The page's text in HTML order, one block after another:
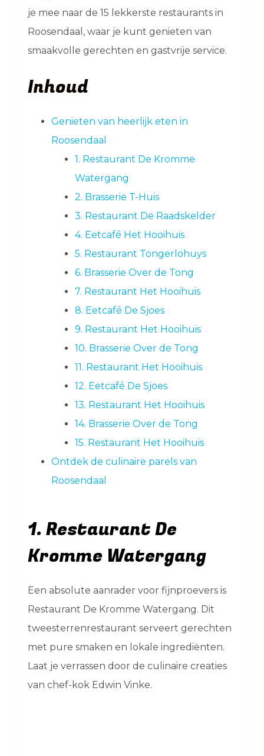
je mee naar de 15 lekkerste restaurants in
Roosendaal, waar je kunt genieten van
smaakvolle gerechten en gastvrije service.
Inhoud
Genieten van heerlijk eten in
Roosendaal
1. Restaurant De Kromme
Watergang
2. Brasserie T-Huis
3. Restaurant De Raadskelder
4. Eetcafé Het Hooihuis
5. Restaurant Tongerlohuys
6. Brasserie Over de Tong
7. Restaurant Het Hooihuis
8. Eetcafé De Sjoes
9. Restaurant Het Hooihuis
10. Brasserie Over de Tong
11. Restaurant Het Hooihuis
12. Eetcafé De Sjoes
13. Restaurant Het Hooihuis
14. Brasserie Over de Tong
15. Restaurant Het Hooihuis
Ontdek de culinaire parels van
Roosendaal
1. Restaurant De
Kromme Watergang
Een absolute aanrader voor fijnproevers is
Restaurant De Kromme Watergang. Dit
tweesterrenrestaurant serveert gerechten
met pure smaken en lokale ingrediënten.
Laat je verrassen door de culinaire creaties
van chef-kok Edwin Vinke.